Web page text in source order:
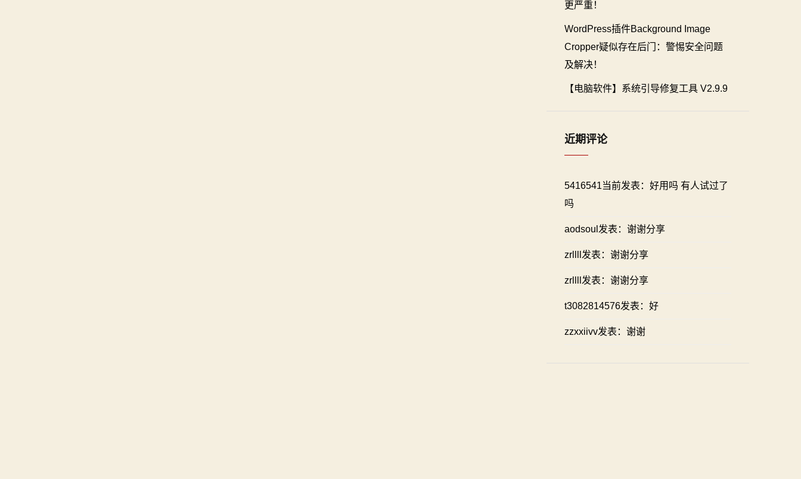
更严重！
WordPress插件Background Image
Cropper疑似存在后门：警惕安全问题
及解决！
【电脑软件】系统引导修复工具 V2.9.9
近期评论
5416541当前发表：好用吗 有人试过了
吗
aodsoul发表：谢谢分享
zrllll发表：谢谢分享
zrllll发表：谢谢分享
t3082814576发表：好
zzxxiivv发表：谢谢